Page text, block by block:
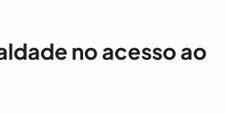
no acesso ao